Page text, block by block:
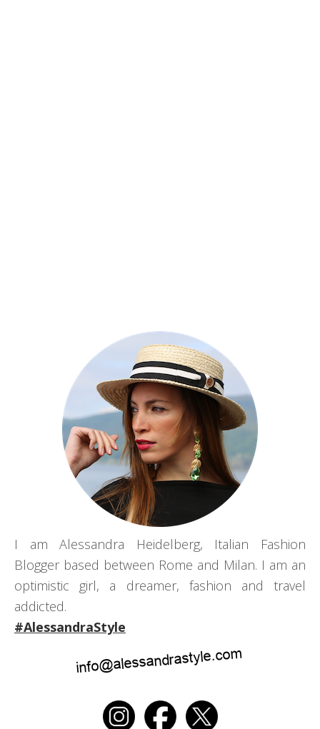
I am Alessandra Heidelberg, Italian Fashion
Blogger based between Rome and Milan. I am an
optimistic girl, a dreamer, fashion and travel
addicted.
#AlessandraStyle